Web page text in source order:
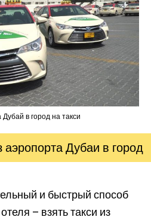
в город на такси
аэропорта Дубаи в город
и быстрый способ
– взять такси из